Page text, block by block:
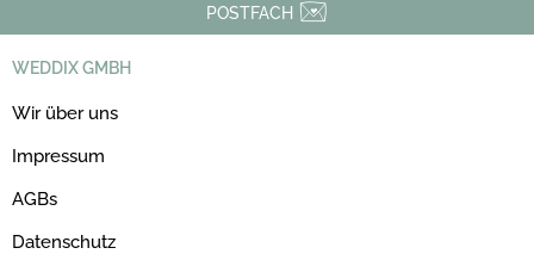
POSTFACH
WEDDIX GMBH
Wir über uns
Impressum
AGBs
Datenschutz